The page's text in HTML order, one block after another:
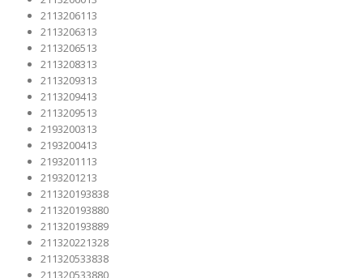
2113206113
2113206313
2113206513
2113208313
2113209313
2113209413
2113209513
2193200313
2193200413
2193201113
2193201213
211320193838
211320193880
211320193889
211320221328
211320533838
211320533880